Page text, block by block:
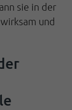
sie in der
und